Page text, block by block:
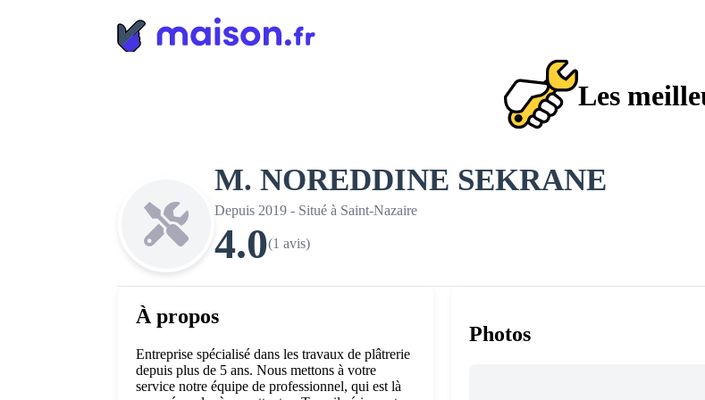
Les
M. NOREDDINE SEKRANE
Depuis 2019 - Situé à Saint-Nazaire
4.0(1 avis)
À propos
Entreprise spécialisé dans les travaux de plâtrerie
depuis plus de 5 ans. Nous mettons à votre
service notre équipe de professionnel, qui est là
Photos